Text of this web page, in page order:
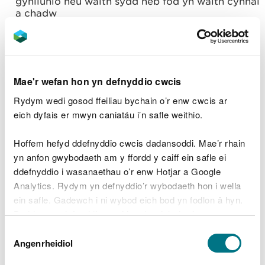
Mae'r wefan hon yn defnyddio cwcis
Rydym wedi gosod ffeiliau bychain o’r enw cwcis ar
eich dyfais er mwyn caniatáu i’n safle weithio.
Hoffem hefyd ddefnyddio cwcis dadansoddi. Mae’r rhain
yn anfon gwybodaeth am y ffordd y caiff ein safle ei
ddefnyddio i wasanaethau o’r enw Hotjar a Google
Analytics. Rydym yn defnyddio’r wybodaeth hon i wella
ein safle. Gadewch i ni wybod eich bod yn fodlon â hyn.
Byddwn yn defnyddio cwci i gadw eich dewis.
Gellirdarllen mwy am ein cwcis cyn i chi ddewis.
Caniatâd
Angenrheidiol
a chadw
Gollyngiad ar y briffordd:
yn briffordd
Trac rheilffordd:
- Yn berthnasol i waith cynnal a chadw; mae'r
- Yn eithrio gwaith cyfalaf a gorsafoedd/depos.
Dyfrffyrdd:
- Yn berthnasol i gynnal a chadw/rheoli llygredd
ar afonydd/camlesi
- Yn eithrio adeiladu/dymchwel cyfalaf
- Coedwig wedi’i diffinio yn cael ei thrin fel un
safle, symudiad mewnol wedi'i eithrio